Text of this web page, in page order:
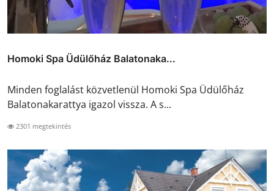
Homoki Spa Üdülőház Balatonaka...
Minden foglalást közvetlenül Homoki Spa Üdülőház
Balatonakarattya igazol vissza. A s...
2301 megtekintés